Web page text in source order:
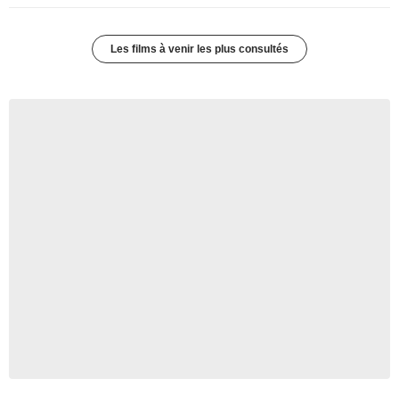
Les films à venir les plus consultés